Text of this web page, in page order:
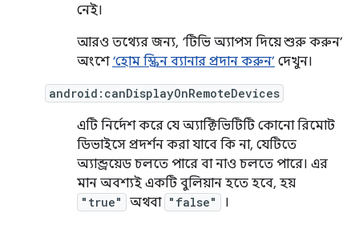
নেই।
আরও তথ্যের জন্য, ‘টিভি অ্যাপস দিয়ে শুরু করুন’
অংশে ‘হোম স্ক্রিন ব্যানার প্রদান করুন’ দেখুন।
android:canDisplayOnRemoteDevices
এটি নির্দেশ করে যে অ্যাক্টিভিটিটি কোনো রিমোট
ডিভাইসে প্রদর্শন করা যাবে কি না, যেটিতে
অ্যান্ড্রয়েড চলতে পারে বা নাও চলতে পারে। এর
মান অবশ্যই একটি বুলিয়ান হতে হবে, হয়
"true" অথবা "false"
।